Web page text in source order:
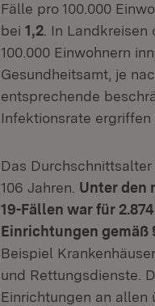
Fälle pro 100.000
bei 1,2 . In
100.000 Einwohnern
Gesundheitsamt, je
entsprechende
Infektionsrate ergriffen
Das
106 Jahren. Unter den
19-Fällen war für
Einrichtungen gemäß
Beispiel
und Rettungsdienste.
Einrichtungen an